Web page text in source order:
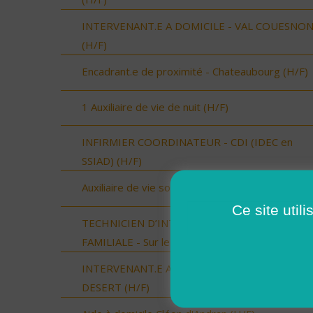
INTERVENANT.E A DOMICILE - VAL COUESNON
(H/F)
Encadrant.e de proximité - Chateaubourg (H/F)
1 Auxiliaire de vie de nuit (H/F)
INFIRMIER COORDINATEUR - CDI (IDEC en
SSIAD) (H/F)
Auxiliaire de vie sociale Cléon d'Andran (H/F)
TECHNICIEN D’INTERVENTION SOCIALE ET
FAMILIALE - Sur le Sud du Loir et Cher (H/F)
INTERVENANT.E A DOMICILE - LOUVIGNE DU
DESERT (H/F)
Ce site